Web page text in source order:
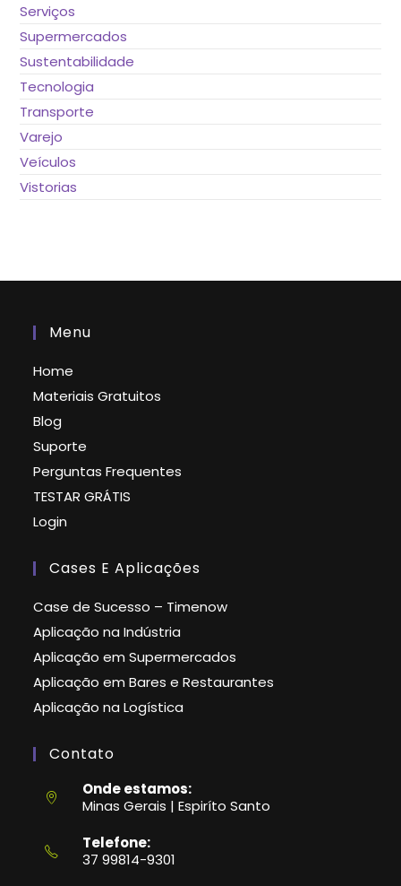
Serviços
Supermercados
Sustentabilidade
Tecnologia
Transporte
Varejo
Veículos
Vistorias
Menu
Home
Materiais Gratuitos
Blog
Suporte
Perguntas Frequentes
TESTAR GRÁTIS
Login
Cases E Aplicações
Case de Sucesso – Timenow
Aplicação na Indústria
Aplicação em Supermercados
Aplicação em Bares e Restaurantes
Aplicação na Logística
Contato
Onde estamos:
Minas Gerais | Espiríto Santo
Telefone:
37 99814-9301